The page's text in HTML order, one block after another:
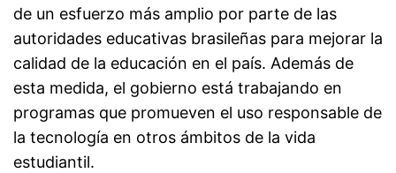
de un esfuerzo más amplio por parte de las
autoridades educativas brasileñas para mejorar la
calidad de la educación en el país. Además de
esta medida, el gobierno está trabajando en
programas que promueven el uso responsable de
la tecnología en otros ámbitos de la vida
estudiantil.